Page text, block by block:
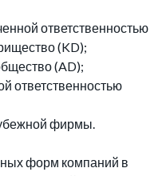
ответственностью
(KD);
(AD);
ответственностью
фирмы.
форм компаний в